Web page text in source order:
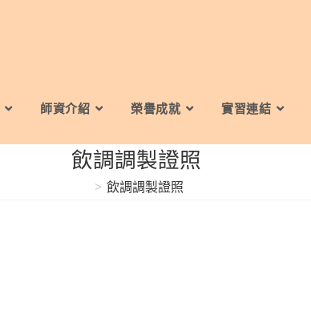
師資介紹 榮譽成就 實習連結
飲調調製證照
> 飲調調製證照